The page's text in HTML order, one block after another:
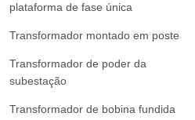
plataforma de fase única
Transformador montado em poste
Transformador de poder da
subestação
Transformador de bobina fundida